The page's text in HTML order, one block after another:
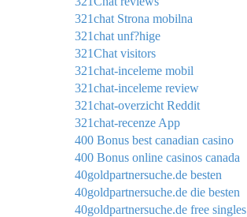
321chat Strona mobilna
321chat unf?hige
321Chat visitors
321chat-inceleme mobil
321chat-inceleme review
321chat-overzicht Reddit
321chat-recenze App
400 Bonus best canadian casino
400 Bonus online casinos canada
40goldpartnersuche.de besten
40goldpartnersuche.de die besten
40goldpartnersuche.de free singles